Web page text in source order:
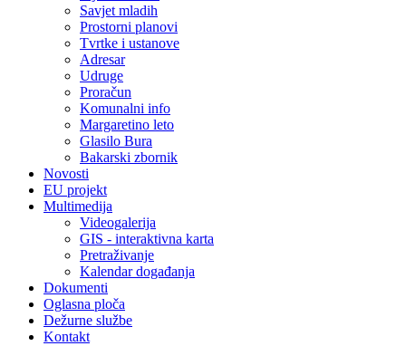
Savjet mladih
Prostorni planovi
Tvrtke i ustanove
Adresar
Udruge
Proračun
Komunalni info
Margaretino leto
Glasilo Bura
Bakarski zbornik
Novosti
EU projekt
Multimedija
Videogalerija
GIS - interaktivna karta
Pretraživanje
Kalendar događanja
Dokumenti
Oglasna ploča
Dežurne službe
Kontakt